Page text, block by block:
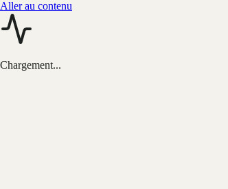
Aller au contenu
Chargement...